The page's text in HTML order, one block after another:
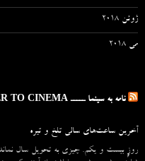
ژوئن 2018
می 2018
نامه به سینما ـــــ LETTER TO CINEMA
آخرین ساعت‌های سالی تلخ و تیره
روزِ بیست و یکم. چیزی به تحویل سال